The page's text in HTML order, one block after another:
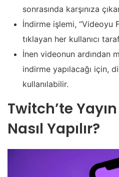
sonrasında karşınıza
İndirme işlemi, “Videoyu
tıklayan her kullanıcı
İnen videonun ardından
indirme yapılacağı için,
kullanılabilir.
Twitch’te
Nasıl Yapılır?